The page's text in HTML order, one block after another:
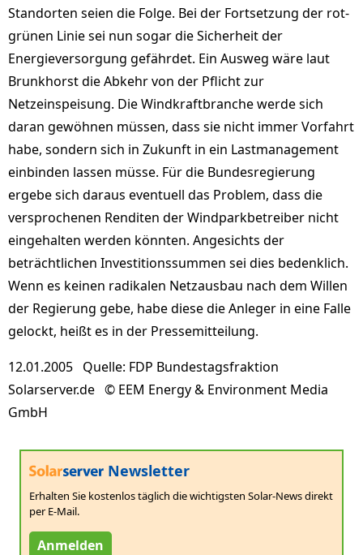
Standorten seien die Folge. Bei der Fortsetzung der rot-
grünen Linie sei nun sogar die Sicherheit der
Energieversorgung gefährdet. Ein Ausweg wäre laut
Brunkhorst die Abkehr von der Pflicht zur
Netzeinspeisung. Die Windkraftbranche werde sich
daran gewöhnen müssen, dass sie nicht immer Vorfahrt
habe, sondern sich in Zukunft in ein Lastmanagement
einbinden lassen müsse. Für die Bundesregierung
ergebe sich daraus eventuell das Problem, dass die
versprochenen Renditen der Windparkbetreiber nicht
eingehalten werden könnten. Angesichts der
beträchtlichen Investitionssummen sei dies bedenklich.
Wenn es keinen radikalen Netzausbau nach dem Willen
der Regierung gebe, habe diese die Anleger in eine Falle
gelockt, heißt es in der Pressemitteilung.
12.01.2005 Quelle: FDP Bundestagsfraktion
Solarserver.de © EEM Energy & Environment Media
GmbH
Newsletter
Erhalten Sie kostenlos täglich die wichtigsten Solar-News direkt
per E-Mail.
Anmelden